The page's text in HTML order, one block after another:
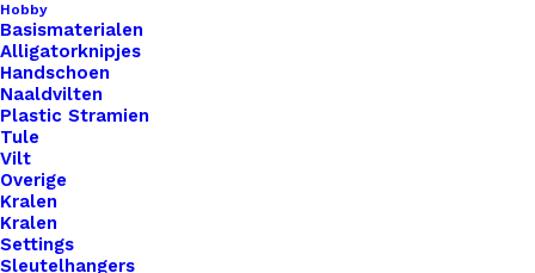
Hobby
Basismaterialen
Alligatorknipjes
Handschoen
Naaldvilten
Plastic Stramien
Tule
Vilt
Overige
Kralen
Kralen
Settings
Sleutelhangers
Nog meer leuks!